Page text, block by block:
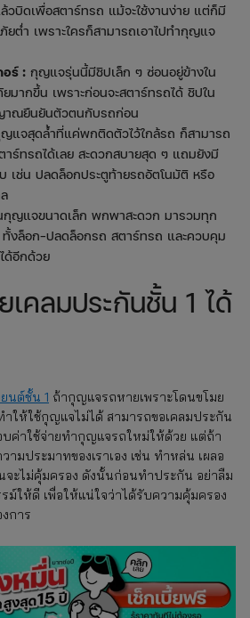
ล้วบิดเพื่อสตาร์ทรถ แม้จะใช้งานง่าย แต่ก็มี
ยต่ำ เพราะใครก็สามารถเอาไปทำกุญแจ
ร์ : กุญแจรุ่นนี้มีชิปเล็ก ๆ ซ่อนอยู่ข้างใน
มากขึ้น เพราะก่อนจะสตาร์ทรถได้ ชิปใน
ณยืนยันตัวตนกับรถก่อน
แจสุดล้ำที่แค่พกติดตัวไว้ใกล้รถ ก็สามารถ
ร์ทรถได้เลย สะดวกสบายสุด ๆ แถมยังมี
เช่น ปลดล็อกประตูท้ายรถอัตโนมัติ หรือ
กุญแจขนาดเล็ก พกพาสะดวก มารวมทุก
ทั้งล็อก-ปลดล็อกรถ สตาร์ทรถ และควบคุม
ด้อีกด้วย
คลมประกันชั้น 1 ได้
นต์ชั้น 1 ถ้ากุญแจรถหายเพราะโดนขโมย
ให้ใช้กุญแจไม่ได้ สามารถขอเคลมประกัน
ค่าใช้จ่ายทำกุญแจรถใหม่ให้ด้วย แต่ถ้า
มประมาทของเราเอง เช่น ทำหล่น เผลอ
ะไม่คุ้มครอง ดังนั้นก่อนทำประกัน อย่าลืม
ม์ให้ดี เพื่อให้แน่ใจว่าได้รับความคุ้มครอง
การ